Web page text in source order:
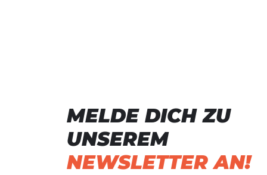
MELDE DICH ZU
UNSEREM
NEWSLETTER AN!